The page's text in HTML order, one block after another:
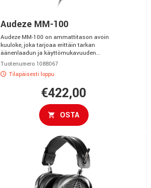
Audeze MM-100
Audeze MM-100 on ammattitason avoin
kuuloke, joka tarjoaa erittäin tarkan
äänenlaadun ja käyttömukavuuden...
Tuotenumero 1088067
Tilapäisesti loppu
€422,00
OSTA